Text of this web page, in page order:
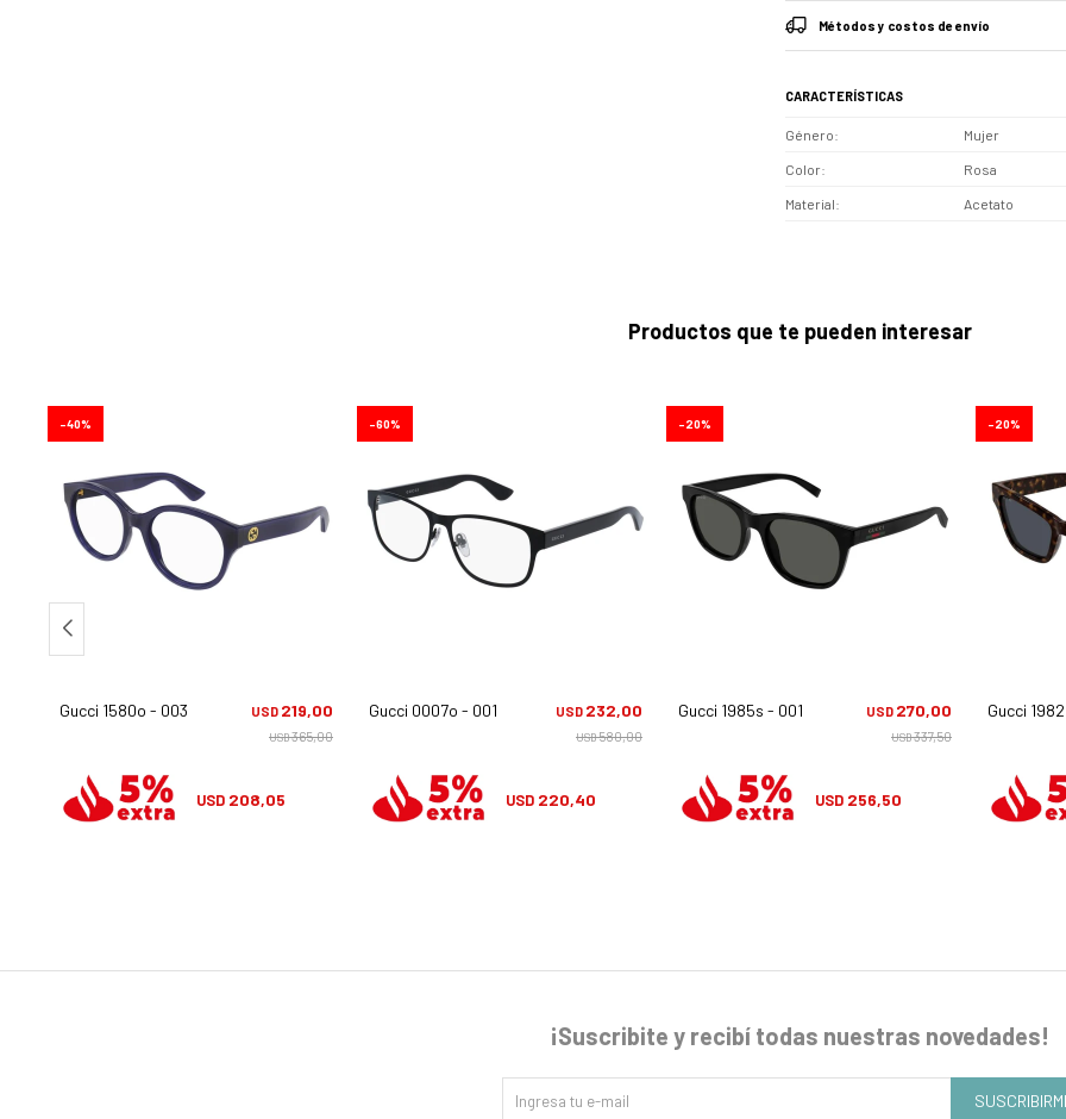
Métodos y costos de envío
CARACTERÍSTICAS
Género Mujer
Color Rosa
Material Acetato
Productos que te pueden interesar
Gucci 1580o - 003 USD 219,00
USD365,00
40
USD 208,05
Gucci 0007o - 001 USD 232,00
USD580,00
60
USD 220,40
Gucci 1985s - 001 USD 270,00
USD337,50
20
USD 256,50
Gucci
20
¡Suscribite y recibí todas nuestras novedades!